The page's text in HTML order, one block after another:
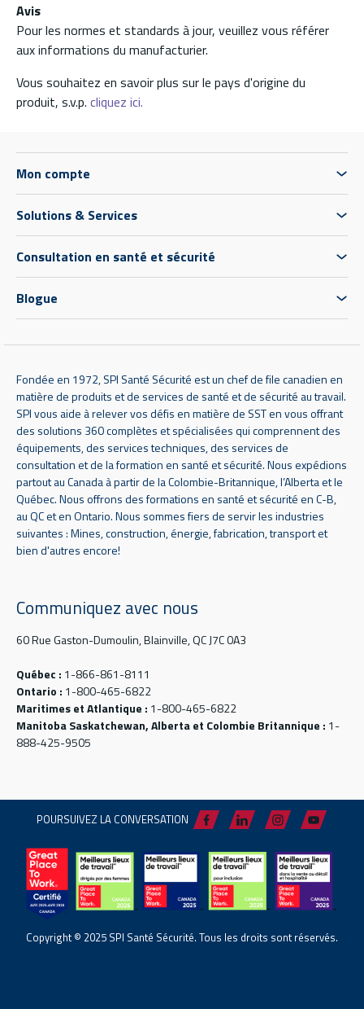
Avis
Pour les normes et standards à jour, veuillez vous référer
aux informations du manufacturier.
Vous souhaitez en savoir plus sur le pays d'origine du
produit, s.v.p. cliquez ici.
Mon compte
Solutions & Services
Consultation en santé et sécurité
Blogue
Fondée en 1972, SPI Santé Sécurité est un chef de file canadien en
matière de produits et de services de santé et de sécurité au travail.
SPI vous aide à relever vos défis en matière de SST en vous offrant
des solutions 360 complètes et spécialisées qui comprennent des
équipements, des services techniques, des services de
consultation et de la formation en santé et sécurité. Nous expédions
partout au Canada à partir de la Colombie-Britannique, l’Alberta et le
Québec. Nous offrons des formations en santé et sécurité en C-B,
au QC et en Ontario. Nous sommes fiers de servir les industries
suivantes : Mines, construction, énergie, fabrication, transport et
bien d'autres encore!
Communiquez avec nous
60 Rue Gaston-Dumoulin, Blainville, QC J7C 0A3
Québec : 1-866-861-8111
Ontario : 1-800-465-6822
Maritimes et Atlantique : 1-800-465-6822
Manitoba Saskatchewan, Alberta et Colombie Britannique : 1-
888-425-9505
POURSUIVEZ LA CONVERSATION
Copyright © 2025 SPI Santé Sécurité. Tous les droits sont réservés.